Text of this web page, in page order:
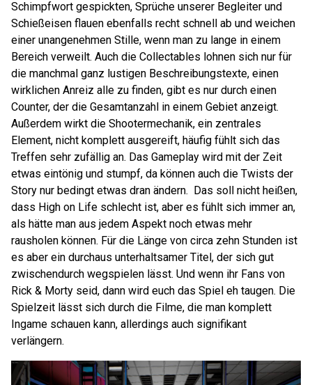
Schimpfwort gespickten, Sprüche unserer Begleiter und
Schießeisen flauen ebenfalls recht schnell ab und weichen
einer unangenehmen Stille, wenn man zu lange in einem
Bereich verweilt. Auch die Collectables lohnen sich nur für
die manchmal ganz lustigen Beschreibungstexte, einen
wirklichen Anreiz alle zu finden, gibt es nur durch einen
Counter, der die Gesamtanzahl in einem Gebiet anzeigt.
Außerdem wirkt die Shootermechanik, ein zentrales
Element, nicht komplett ausgereift, häufig fühlt sich das
Treffen sehr zufällig an. Das Gameplay wird mit der Zeit
etwas eintönig und stumpf, da können auch die Twists der
Story nur bedingt etwas dran ändern. Das soll nicht heißen,
dass High on Life schlecht ist, aber es fühlt sich immer an,
als hätte man aus jedem Aspekt noch etwas mehr
rausholen können. Für die Länge von circa zehn Stunden ist
es aber ein durchaus unterhaltsamer Titel, der sich gut
zwischendurch wegspielen lässt. Und wenn ihr Fans von
Rick & Morty seid, dann wird euch das Spiel eh taugen. Die
Spielzeit lässt sich durch die Filme, die man komplett
Ingame schauen kann, allerdings auch signifikant
verlängern.